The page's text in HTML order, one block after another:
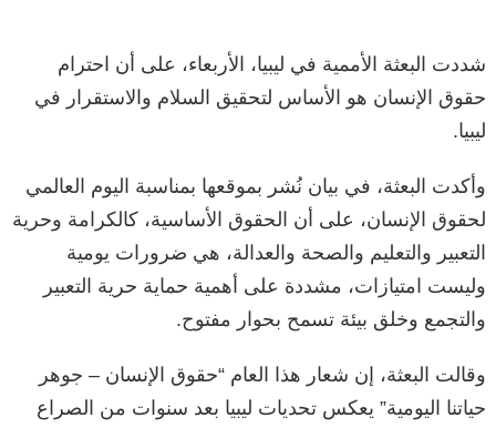
شددت البعثة الأممية في ليبيا، الأربعاء، على أن احترام
حقوق الإنسان هو الأساس لتحقيق السلام والاستقرار في
ليبيا.
وأكدت البعثة، في بيان نُشر بموقعها بمناسبة اليوم العالمي
لحقوق الإنسان، على أن الحقوق الأساسية، كالكرامة وحرية
التعبير والتعليم والصحة والعدالة، هي ضرورات يومية
وليست امتيازات، مشددة على أهمية حماية حرية التعبير
والتجمع وخلق بيئة تسمح بحوار مفتوح.
وقالت البعثة، إن شعار هذا العام “حقوق الإنسان – جوهر
حياتنا اليومية” يعكس تحديات ليبيا بعد سنوات من الصراع